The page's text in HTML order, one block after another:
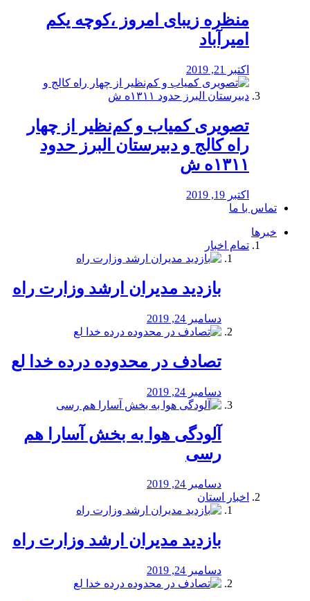
منظره‌‌ زیبای امروز ،کوچه یکم
امیرآباد
اکتبر 21, 2019
️تصویری کمیاب و کم‌نظیر از چهار
راه كالج و دبيرستان البرز حدود
۱۳۱۱ه ش
اکتبر 19, 2019
تماس با ما
خبرها
تمام اخبار
بازدید مدیران ارشد وزارت راه
دسامبر 24, 2019
تصادف در محدوده درده خدا لع
دسامبر 24, 2019
آلودگی هوا به بخش آسارا هم
رسی
دسامبر 24, 2019
اخبار استان
بازدید مدیران ارشد وزارت راه
دسامبر 24, 2019